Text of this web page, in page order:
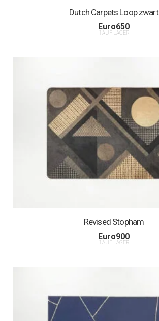
Dutch Carpets Loop zwart
Euro650
1 AUF LAGER
Revised Stopham
Euro900
1 AUF LAGER